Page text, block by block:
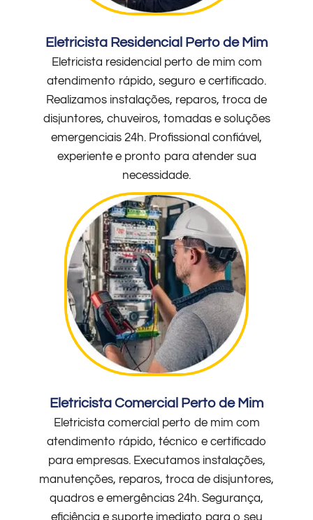
Eletricista Residencial Perto de Mim
Eletricista residencial perto de mim com
atendimento rápido, seguro e certificado.
Realizamos instalações, reparos, troca de
disjuntores, chuveiros, tomadas e soluções
emergenciais 24h. Profissional confiável,
experiente e pronto para atender sua
necessidade.
Eletricista Comercial Perto de Mim
Eletricista comercial perto de mim com
atendimento rápido, técnico e certificado
para empresas. Executamos instalações,
manutenções, reparos, troca de disjuntores,
quadros e emergências 24h. Segurança,
eficiência e suporte imediato para o seu